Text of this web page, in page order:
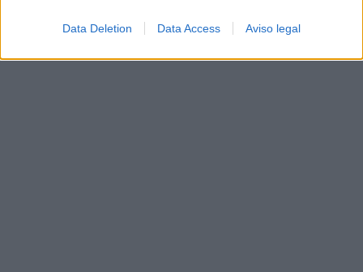
Data Deletion Data Access Aviso legal